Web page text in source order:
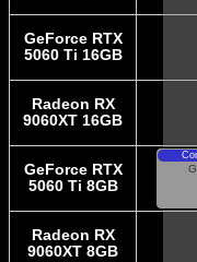
GeForce RTX
5060 Ti 16GB
Radeon RX
9060XT 16GB
GeForce RTX
5060 Ti 8GB
Radeon RX
9060XT 8GB